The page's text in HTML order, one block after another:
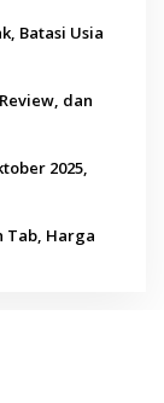
Batasi Usia
dan
2025,
Tab, Harga